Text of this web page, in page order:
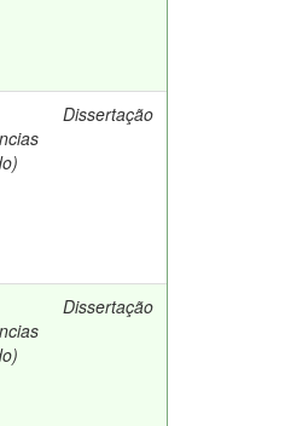
Dissertação
Dissertação